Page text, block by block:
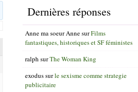
Dernières réponses
Anne ma soeur AnnesurFilms
fantastiques, historiques et SF féministes
ralph surThe Woman King
exodussurle sexisme comme strategie
publicitaire